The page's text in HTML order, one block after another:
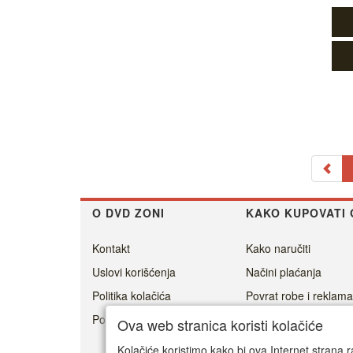
O DVD ZONI KAKO KUPOVATI
Kontakt
Uslovi korišćenja
Politika kolačića
Politika privatnosti
Kako naručiti
Načini plaćanja
Povrat robe i
Cenovnik dostave
Isporuka
Ova web stranica koristi kolačiće
Kolačiće koristimo kako bi ova Internet strana